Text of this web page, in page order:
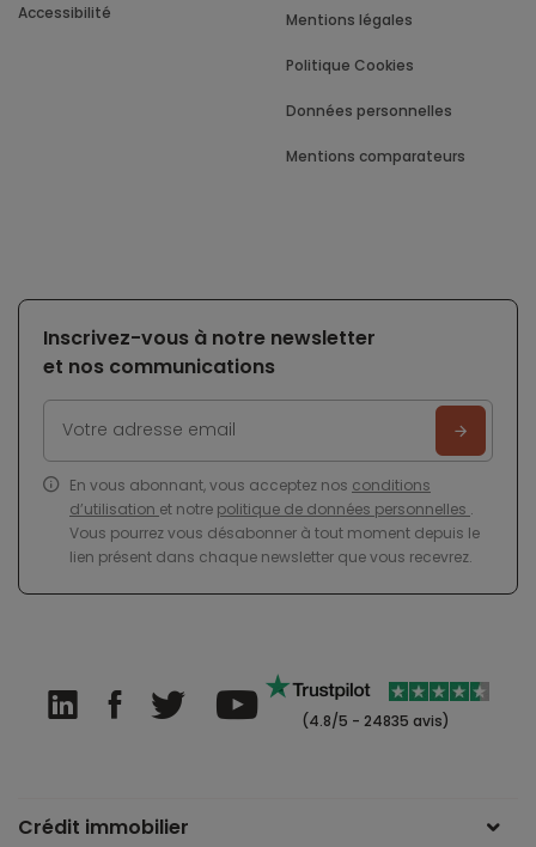
Accessibilité Mentions légales
Politique Cookies
Données personnelles
Mentions comparateurs
Inscrivez-vous à notre newsletter
et nos communications
En vous abonnant, vous acceptez nos conditions
d’utilisation et notre politique de données personnelles .
Vous pourrez vous désabonner à tout moment depuis le
lien présent dans chaque newsletter que vous recevrez.
(4.8/5 - 24835 avis)
Crédit immobilier